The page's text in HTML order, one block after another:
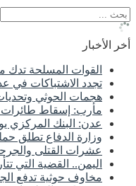
أخر الأخبار
القوات المسلحة تدك
تجدد الاشتباكات في
هجمات الحوثي
مأرب: إسقاط طائرات
عدن: البنك المركزي
وزارة الدفاع تطلق
عشرات القتلى
اليمن.. القضية التي
مخاوف حوثية تدفع